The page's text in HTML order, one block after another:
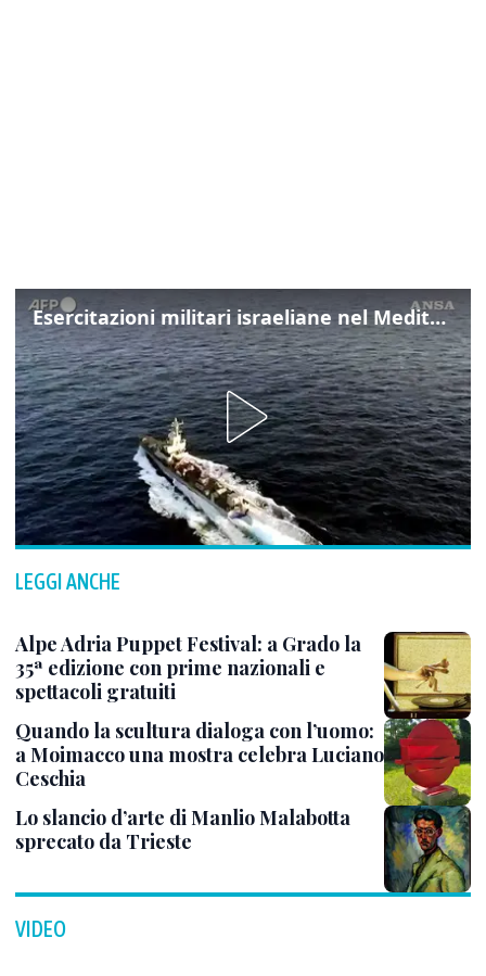
Esercitazioni militari israeliane nel Mediterraneo e nel Mar Rosso
LEGGI ANCHE
Alpe Adria Puppet Festival: a Grado la
35ª edizione con prime nazionali e
spettacoli gratuiti
Quando la scultura dialoga con l’uomo:
a Moimacco una mostra celebra Luciano
Ceschia
Lo slancio d’arte di Manlio Malabotta
sprecato da Trieste
VIDEO